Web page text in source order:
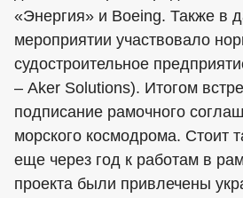
«Энергия» и Boeing. Также в
мероприятии участвовало
судостроительное
– Aker Solutions). Итогом
подписание рамочного
морского космодрома. Стоит
еще через год к работам в
проекта были привлечены